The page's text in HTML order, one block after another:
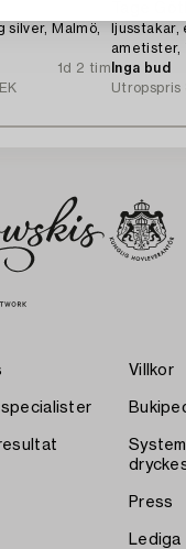
silver, Malmö,
1d 2 tim
ljusstakar,
ametister,
Inga bud
Utropspris
specialister
Villkor
Press